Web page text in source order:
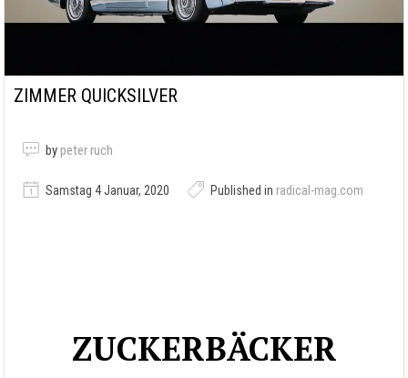
ZIMMER QUICKSILVER
by peter ruch
Samstag 4 Januar, 2020 Published in radical-mag.com
ZUCKERBÄCKER